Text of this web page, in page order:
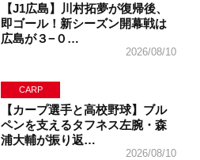
【J1広島】川村拓夢が復帰後、
即ゴール！新シーズン開幕戦は
広島が３−０…
2026/08/10
CARP
【カープ選手と高校野球】ブル
ペンを支えるタフネス左腕・森
浦大輔が振り返…
2026/08/10